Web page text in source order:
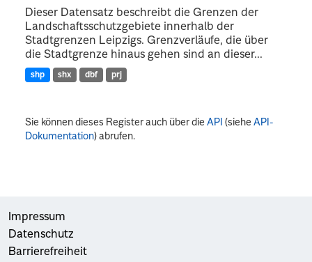
Dieser Datensatz beschreibt die Grenzen der
Landschaftsschutzgebiete innerhalb der
Stadtgrenzen Leipzigs. Grenzverläufe, die über
die Stadtgrenze hinaus gehen sind an dieser...
shp shx dbf prj
Sie können dieses Register auch über dieAPI (sieheAPI-
Dokumentation) abrufen.
Impressum
Datenschutz
Barrierefreiheit